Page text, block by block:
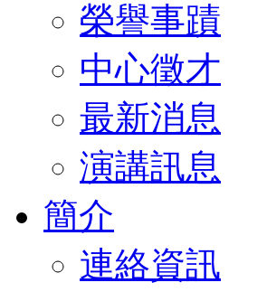
榮譽事蹟
中心徵才
最新消息
演講訊息
簡介
連絡資訊